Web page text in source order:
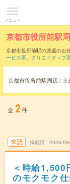
メニュー
京都市役所前駅
京都市役所前駅の派遣のお
ービス系、 クリエイティブ
京都市役所前駅周辺 / 土
全 2件
未読 掲載日 2026/
＜時給1,500
のモクモク